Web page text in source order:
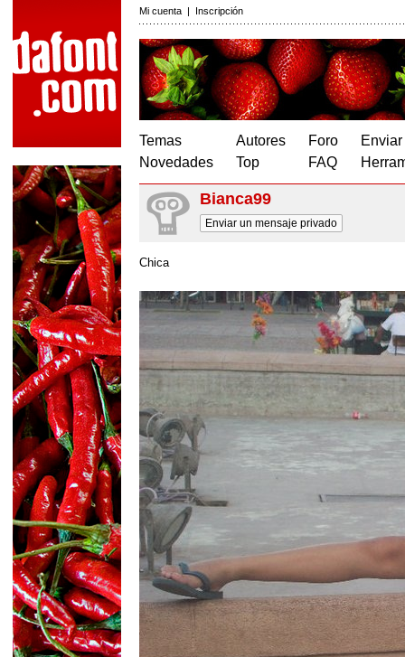
Mi cuenta | Inscripción
Temas
Novedades
Autores
Top
Foro
FAQ
Bianca99
Enviar un mensaje privado
Chica